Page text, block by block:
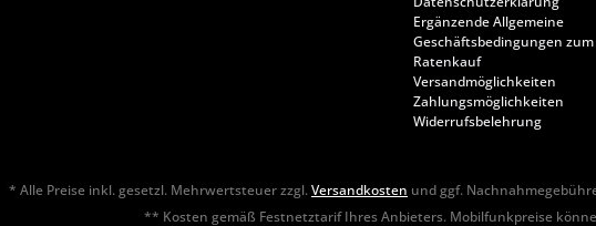
Ergänzende Allgemeine
Geschäftsbedingungen
Ratenkauf
Versandmöglichkeiten
Zahlungsmöglichkeiten
Widerrufsbelehrung
* Alle Preise inkl. gesetzl. Mehrwertsteuer zzgl.Versandkosten und ggf.
** Kosten gemäß Festnetztarif Ihres Anbieters. Mobilfunkpreise